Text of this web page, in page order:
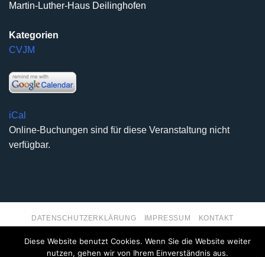
Martin-Luther-Haus Deilinghofen
Kategorien
CVJM
iCal
Online-Buchungen sind für diese Veranstaltung nicht
verfügbar.
DATENSCHUTZERKLÄRUNG IMPRESSUM KONTAKT
kleinzweidrei Kommunikationsdesign
Diese Website benutzt Cookies. Wenn Sie die Website weiter
nutzen, gehen wir von Ihrem Einverständnis aus.